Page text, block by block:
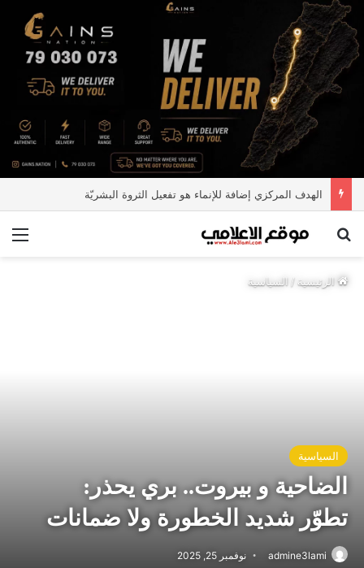
الهدف المركزي إضافة للإنماء هو تفعيل الثروة البشريّة
بحث عن
الرئيسية/ السياسية
السياسية
الضاحية و بيروت.. بري يحذر:
تطوّر شديد الخطورة ولا ضمانات
admine3lami نوفمبر 25, 2025